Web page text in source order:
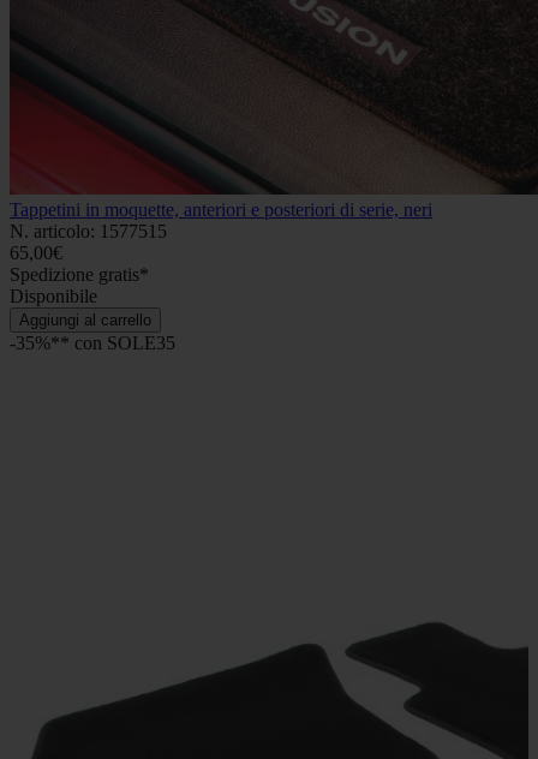
Tappetini in moquette, anteriori e posteriori di serie, neri
N. articolo: 1577515
65,00€
Spedizione gratis*
Disponibile
Aggiungi al carrello
-35%** con SOLE35